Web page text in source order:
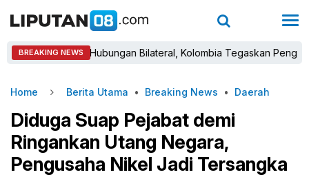
BREAKING NEWS
Baru Hubungan Bilateral, Kolombia Tegaskan Pengakuan Atas
Home Berita Utama • Breaking News • Daerah
Diduga Suap Pejabat demi
Ringankan Utang Negara,
Pengusaha Nikel Jadi Tersangka